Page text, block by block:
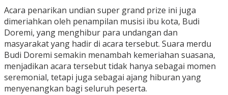
Acara penarikan undian super grand prize ini juga
dimeriahkan oleh penampilan musisi ibu kota, Budi
Doremi, yang menghibur para undangan dan
masyarakat yang hadir di acara tersebut. Suara merdu
Budi Doremi semakin menambah kemeriahan suasana,
menjadikan acara tersebut tidak hanya sebagai momen
seremonial, tetapi juga sebagai ajang hiburan yang
menyenangkan bagi seluruh peserta.